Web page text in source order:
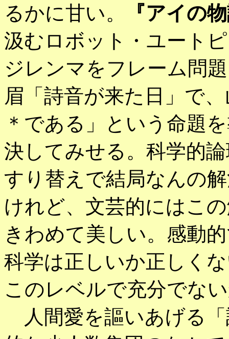
るかに甘い。
『アイの
汲むロボット・ユート
ジレンマをフレーム問
眉「詩音が来た日」で
＊である」という命題
決してみせる。科学的
すり替えで結局なんの
けれど、文芸的にはこ
きわめて美しい。感動
科学は正しいか正しく
このレベルで充分でな
人間愛を謳いあげる